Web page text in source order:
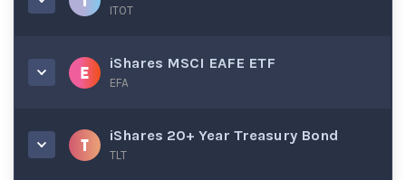
ITOT
iShares MSCI EAFE ETF
EFA
iShares 20+ Year Treasury Bond
TLT